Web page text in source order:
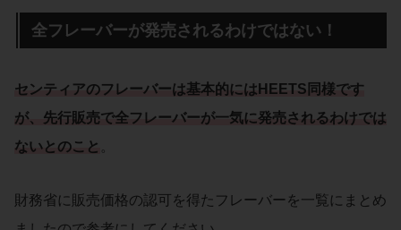
全フレーバーが発売されるわけではない！
センティアのフレーバーは基本的にはHEETS同様です
が、先行販売で全フレーバーが一気に発売されるわけでは
ないとのこと
財務省に販売価格の認可を得たフレーバーを一覧にまとめ